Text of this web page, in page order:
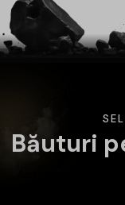
Băuturi